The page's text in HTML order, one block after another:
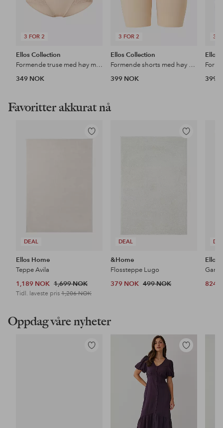
3 FOR 2
Ellos Collection
Formende truse med høy midje - medium støtte
349 NOK
3 FOR 2
Ellos Collection
Formende shorts med høy midje - medium support
399 NOK
3
Ellos
399
Favoritter akkurat nå
DEAL
Legg
Ellos Home
Teppe Avila
1,189 NOK 1,699 NOK
Tidl. laveste pris 1,206 NOK
DEAL
Legg
&Home
Flossteppe Lugo
379 NOK 499 NOK
Ellos
824
Oppdag våre nyheter
Legg
Legg